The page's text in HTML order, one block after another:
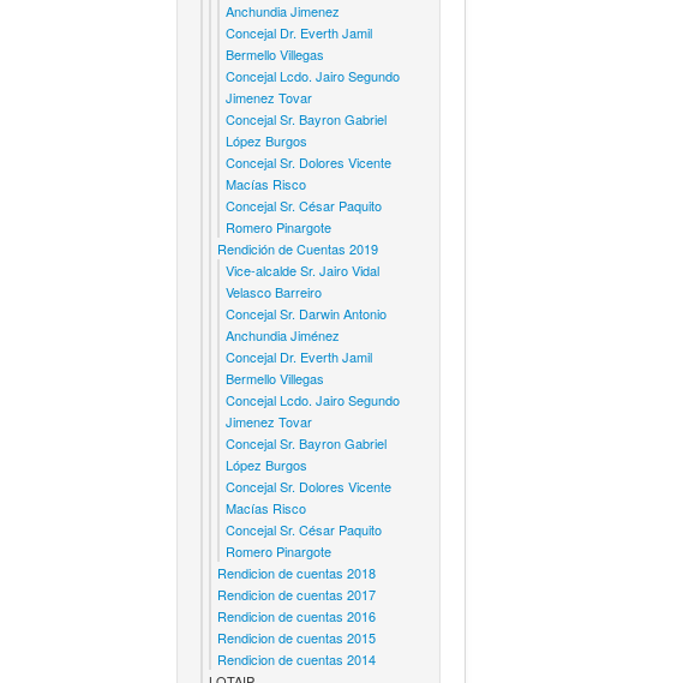
Anchundia Jimenez
Concejal Dr. Everth Jamil
Bermello Villegas
Concejal Lcdo. Jairo Segundo
Jimenez Tovar
Concejal Sr. Bayron Gabriel
López Burgos
Concejal Sr. Dolores Vicente
Macías Risco
Concejal Sr. César Paquito
Romero Pinargote
Rendición de Cuentas 2019
Vice-alcalde Sr. Jairo Vidal
Velasco Barreiro
Concejal Sr. Darwin Antonio
Anchundia Jiménez
Concejal Dr. Everth Jamil
Bermello Villegas
Concejal Lcdo. Jairo Segundo
Jimenez Tovar
Concejal Sr. Bayron Gabriel
López Burgos
Concejal Sr. Dolores Vicente
Macías Risco
Concejal Sr. César Paquito
Romero Pinargote
Rendicion de cuentas 2018
Rendicion de cuentas 2017
Rendicion de cuentas 2016
Rendicion de cuentas 2015
Rendicion de cuentas 2014